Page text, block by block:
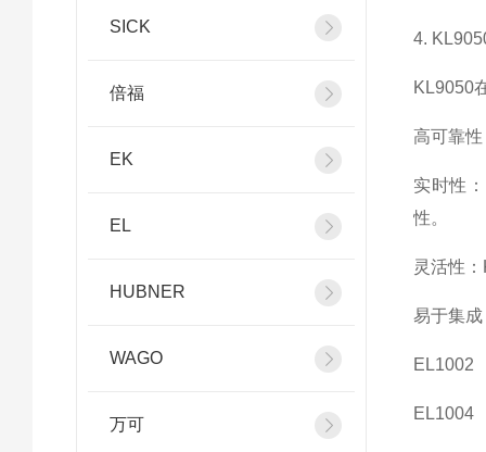
SICK
倍福
EK
EL
HUBNER
WAGO
万可
4.
KL9050
高可靠
实时性
性。
灵活性
易于集
EL1002
EL1004